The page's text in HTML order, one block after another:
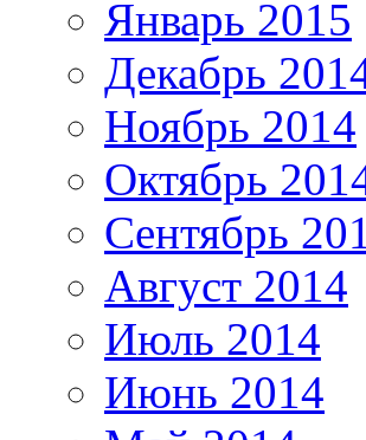
Январь 2015
Декабрь
Ноябрь 2014
Октябрь
Сентябрь
Август 2014
Июль 2014
Июнь 2014